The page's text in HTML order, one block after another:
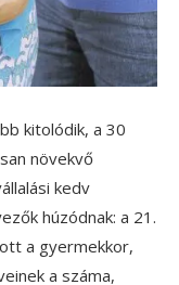
kitolódik, a 30
növekvő
kedv
húzódnak: a 21.
a gyermekkor,
a száma,